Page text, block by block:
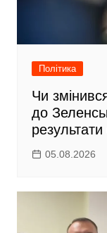
Політика
Чи
до
05.08.2026